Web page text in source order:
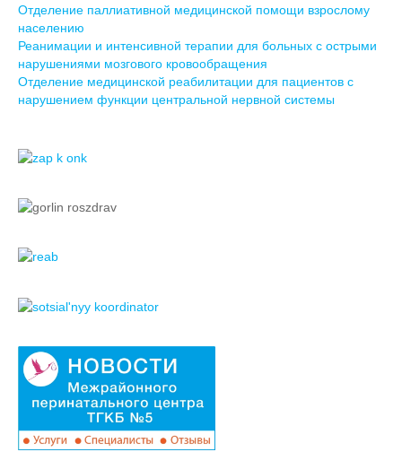
Отделение паллиативной медицинской помощи взрослому
населению
Реанимации и интенсивной терапии для больных с острыми
нарушениями мозгового кровообращения
Отделение медицинской реабилитации для пациентов с
нарушением функции центральной нервной системы